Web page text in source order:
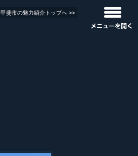
甲斐市の魅力紹介トップへ >>